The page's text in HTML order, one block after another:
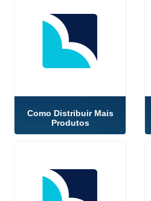
Como Distribuir Mais
Produtos